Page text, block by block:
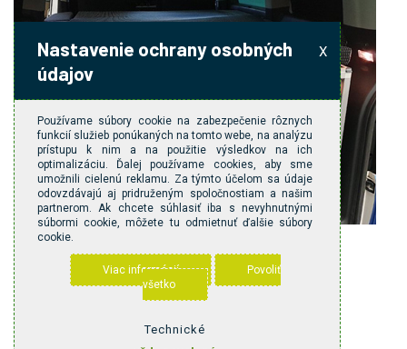
Vestavba Stella
Doplnková príplatková výbava
Nastavenie ochrany osobných
údajov
X
Používame súbory cookie na zabezpečenie rôznych
funkcií služieb ponúkaných na tomto webe, na analýzu
prístupu k nim a na použitie výsledkov na ich
optimalizáciu. Ďalej používame cookies, aby sme
umožnili cielenú reklamu. Za týmto účelom sa údaje
odovzdávajú aj pridruženým spoločnostiam a našim
partnerom. Ak chcete súhlasiť iba s nevyhnutnými
súbormi cookie, môžete tu odmietnuť ďalšie súbory
cookie.
Viac informácií
Povoliť
všetko
Technické